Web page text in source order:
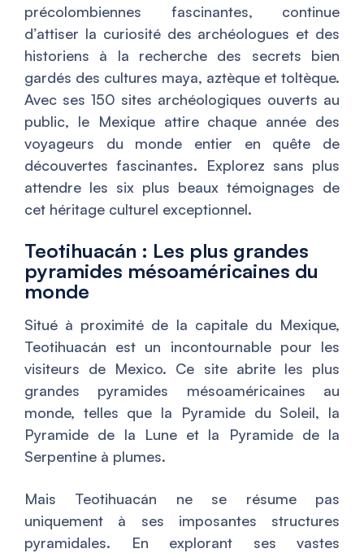
précolombiennes fascinantes, continue
d’attiser la curiosité des archéologues et des
historiens à la recherche des secrets bien
gardés des cultures maya, aztèque et toltèque.
Avec ses 150 sites archéologiques ouverts au
public, le Mexique attire chaque année des
voyageurs du monde entier en quête de
découvertes fascinantes. Explorez sans plus
attendre les six plus beaux témoignages de
cet héritage culturel exceptionnel.
Teotihuacán : Les plus grandes
pyramides mésoaméricaines du
monde
Situé à proximité de la capitale du Mexique,
Teotihuacán est un incontournable pour les
visiteurs de Mexico. Ce site abrite les plus
grandes pyramides mésoaméricaines au
monde, telles que la Pyramide du Soleil, la
Pyramide de la Lune et la Pyramide de la
Serpentine à plumes.
Mais Teotihuacán ne se résume pas
uniquement à ses imposantes structures
pyramidales. En explorant ses vastes